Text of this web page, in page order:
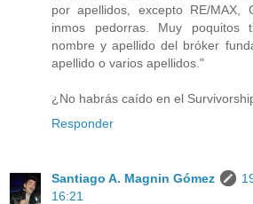
por apellidos, excepto RE/MAX,
inmos pedorras. Muy poquitos
nombre y apellido del bróker
apellido o varios apellidos."
¿No habrás caído en el
Responder
Santiago A. Magnin Gómez
16:21